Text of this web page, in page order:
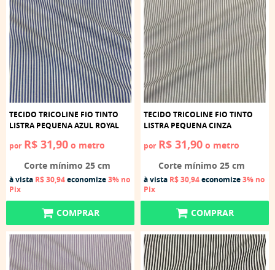
TECIDO TRICOLINE FIO TINTO
LISTRA PEQUENA AZUL ROYAL
por R$ 31,90 o metro
Corte mínimo 25 cm
à vista R$ 30,94economize3% no
Pix
COMPRAR
TECIDO TRICOLINE FIO TINTO
LISTRA PEQUENA CINZA
por R$ 31,90 o metro
Corte mínimo 25 cm
à vista R$ 30,94economize3% no
Pix
COMPRAR